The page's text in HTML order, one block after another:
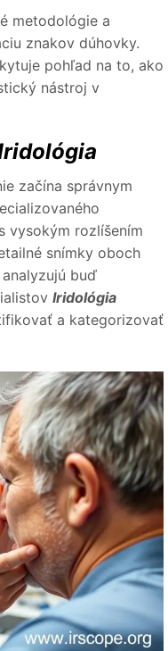
metodológie a
znakov dúhovky.
pohľad na to, ako
nástroj v
začína správnym
vysokým rozlíšením
snímky oboch
buď
Iridológia
a kategorizovať